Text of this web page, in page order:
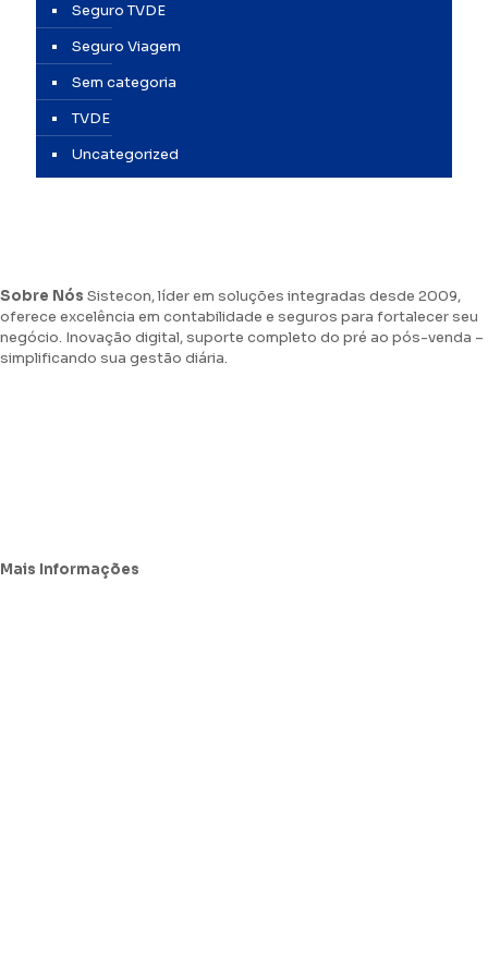
Seguro TVDE
Seguro Viagem
Sem categoria
TVDE
Uncategorized
Sobre Nós Sistecon, líder em soluções integradas desde 2009,
oferece excelência em contabilidade e seguros para fortalecer seu
negócio. Inovação digital, suporte completo do pré ao pós-venda –
simplificando sua gestão diária.
Mais Informações